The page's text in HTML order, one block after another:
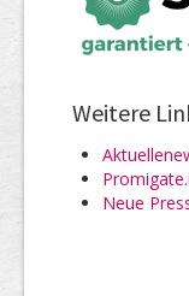
Weitere
Neue